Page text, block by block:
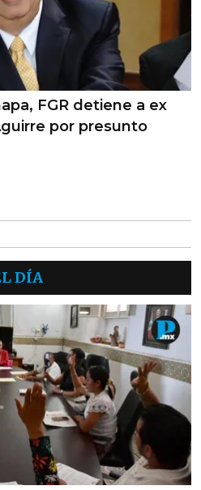
FGR detiene a ex
por presunto
DÍA